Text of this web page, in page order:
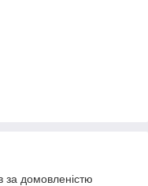
за домовленістю